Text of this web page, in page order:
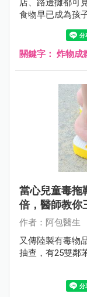
店、路邊攤都可
食物早已成為孩
關鍵字： 炸物成
當心兒童毒拖
倍，醫師教你
作者：阿包醫生
又傳陸製有毒物
抽查，有25雙鄰